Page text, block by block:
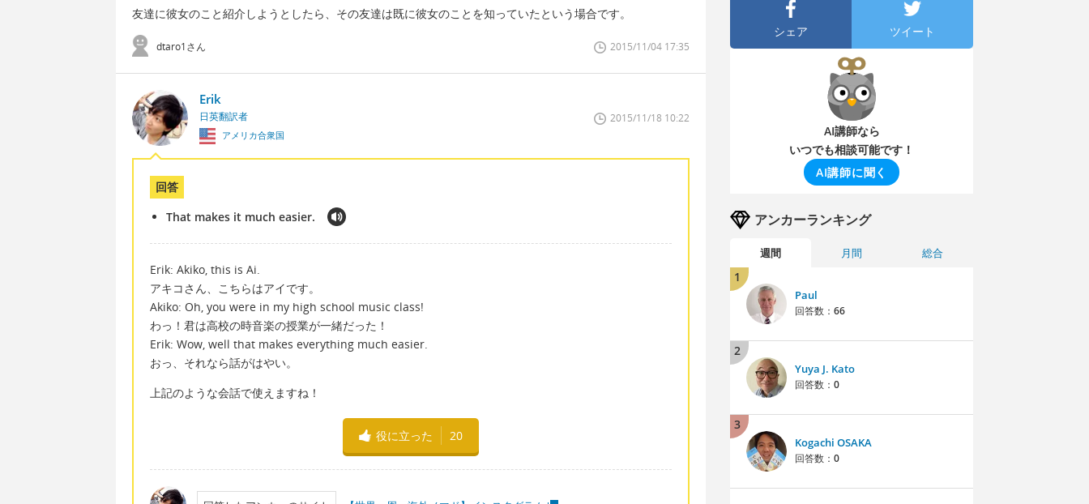
友達に彼女のこと紹介しようとしたら、その友達は既に彼女のことを知っていたという場合です。
dtaro1さん 2015/11/04 17:35
Erik
日英翻訳者
アメリカ合衆国
2015/11/18 10:22
回答
That makes it much easier.
Erik: Akiko, this is Ai.
アキコさん、こちらはアイです。
Akiko: Oh, you were in my high school music class!
わっ！君は高校の時音楽の授業が一緒だった！
Erik: Wow, well that makes everything much easier.
おっ、それなら話がはやい。
上記のような会話で使えますね！
役に立った 20
シェア ツイート
AI講師なら
いつでも相談可能です！
AI講師に聞く
アンカーランキング
週間 月間 総合
1
Paul
回答数： 66
2
Yuya J. Kato
回答数： 0
3
Kogachi OSAKA
回答数： 0